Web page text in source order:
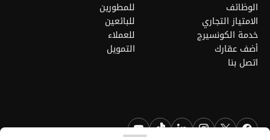
الوظائف
الامتياز التجاري
خدمة الكونسيرج
أضف عقارك
اتصل بنا
للمطورين
للبائعين
للعملاء
التمويل